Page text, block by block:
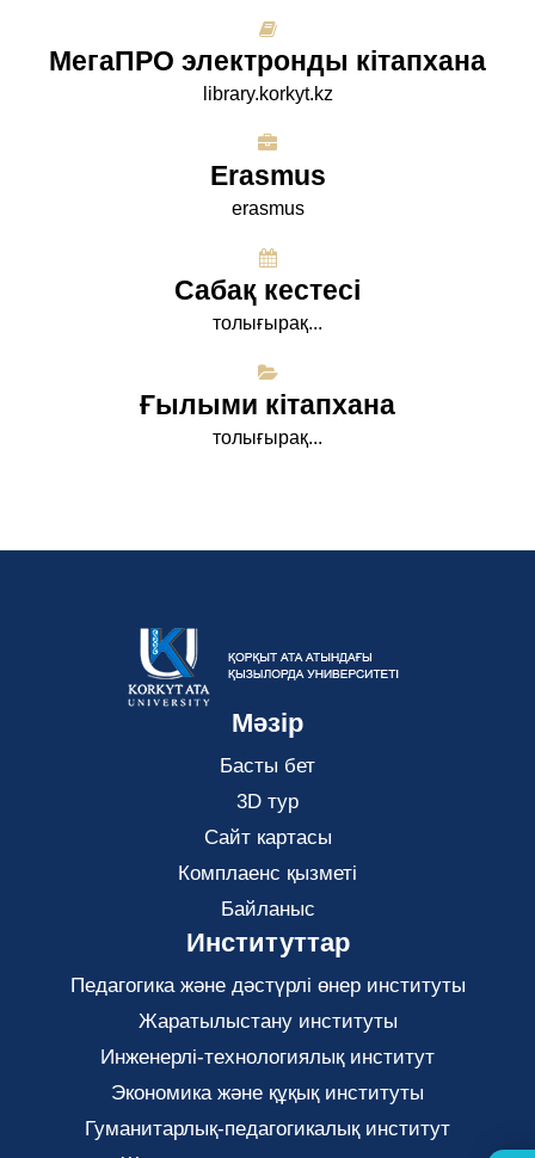
МегаПРО электронды кітапхана
library.korkyt.kz
Erasmus
erasmus
Сабақ кестесі
толығырақ...
Ғылыми кітапхана
толығырақ...
Мәзір
Басты бет
3D тур
Сайт картасы
Комплаенс қызметі
Байланыс
Институттар
Педагогика және дәстүрлі өнер институты
Жаратылыстану институты
Инженерлі-технологиялық институт
Экономика және құқық институты
Гуманитарлық-педагогикалық институт